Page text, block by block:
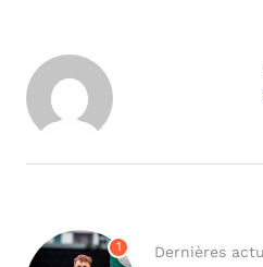
1 Dernières